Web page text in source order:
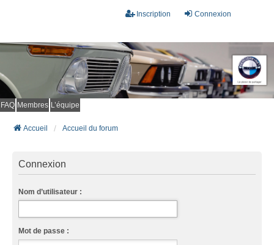
Connexion
Inscription
FAQ Membres L’équipe
Accueil Accueil du forum
Connexion
Nom d’utilisateur :
Mot de passe :